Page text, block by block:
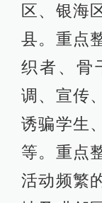
区、银海
县。重点
织者、骨
调、宣传
诱骗学生
等。重点
活动频繁